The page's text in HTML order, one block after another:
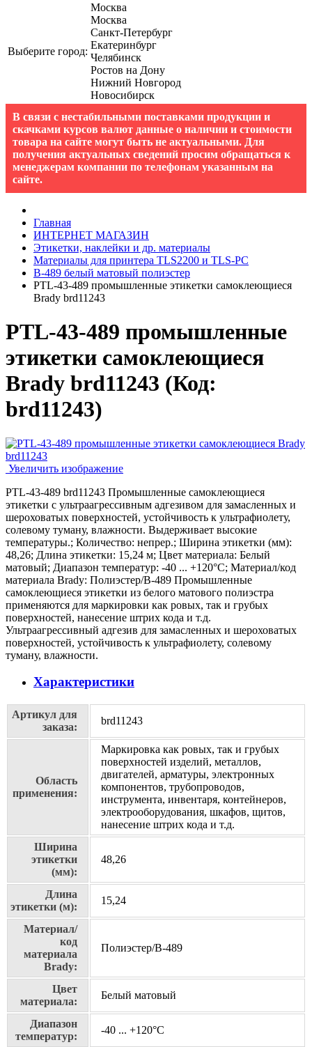
Выберите город:
Москва
Москва
Санкт-Петербург
Екатеринбург
Челябинск
Ростов на Дону
Нижний Новгород
Новосибирск
В связи с нестабильными поставками продукции и
скачками курсов валют данные о наличии и стоимости
товара на сайте могут быть не актуальными. Для
получения актуальных сведений просим обращаться к
менеджерам компании по телефонам указанным на
сайте.
Главная
ИНТЕРНЕТ МАГАЗИН
Этикетки, наклейки и др. материалы
Материалы для принтера TLS2200 и TLS-PC
B-489 белый матовый полиэстер
PTL-43-489 промышленные этикетки самоклеющиеся
Brady brd11243
PTL-43-489 промышленные
этикетки самоклеющиеся
Brady brd11243 (Код:
brd11243)
Увеличить изображение
PTL-43-489 brd11243 Промышленные самоклеющиеся
этикетки с ультраагрессивным адгезивом для замасленных и
шероховатых поверхностей, устойчивость к ультрафиолету,
солевому туману, влажности. Выдерживает высокие
температуры.; Количество: непрер.; Ширина этикетки (мм):
48,26; Длина этикетки: 15,24 м; Цвет материала: Белый
матовый; Диапазон температур: -40 ... +120°С; Материал/код
материала Brady: Полиэстер/В-489 Промышленные
самоклеющиеся этикетки из белого матового полиэстра
применяются для маркировки как ровых, так и грубых
поверхностей, нанесение штрих кода и т.д.
Ультраагрессивный адгезив для замасленных и шероховатых
поверхностей, устойчивость к ультрафиолету, солевому
туману, влажности.
Характеристики
Артикул для
заказа:
brd11243
Область
применения:
Маркировка как ровых, так и грубых
поверхностей изделий, металлов,
двигателей, арматуры, электронных
компонентов, трубопроводов,
инструмента, инвентаря, контейнеров,
электрооборудования, шкафов, щитов,
нанесение штрих кода и т.д.
Ширина
этикетки
(мм):
48,26
Длина
этикетки (м):
15,24
Материал/
код
материала
Brady:
Полиэстер/В-489
Цвет
материала:
Белый матовый
Диапазон
температур:
-40 ... +120°С